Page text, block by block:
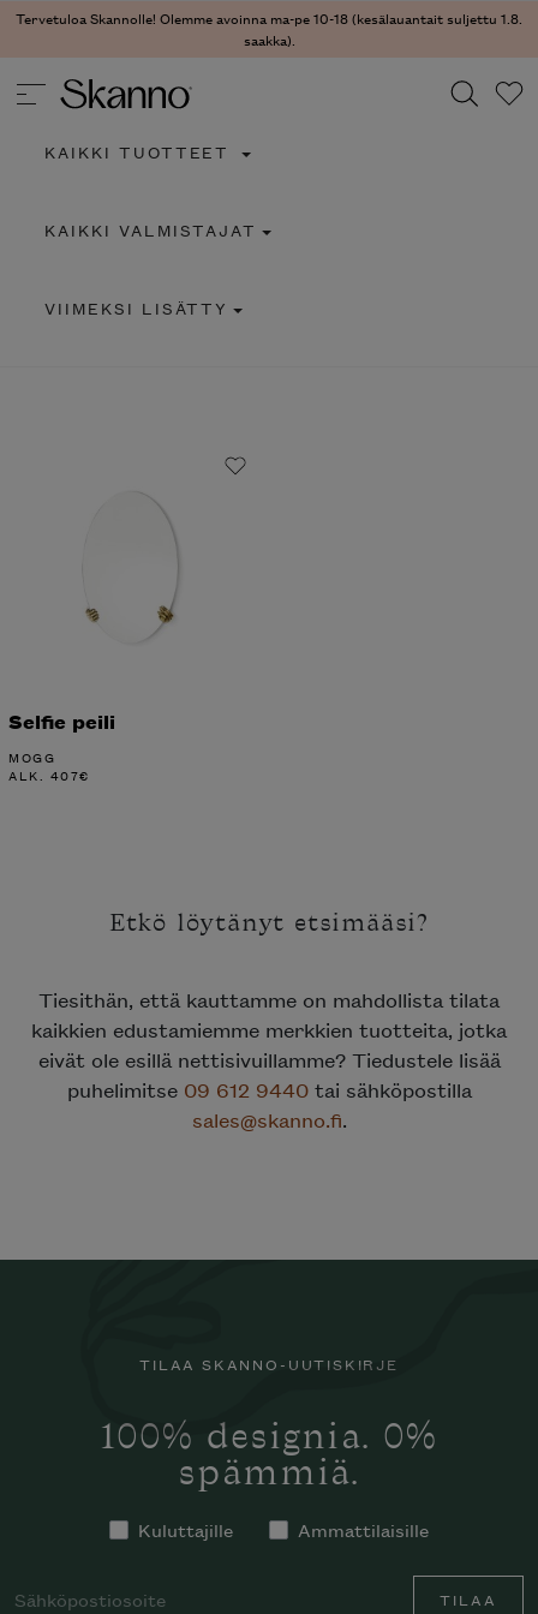
Tervetuloa Skannolle! Olemme avoinna ma-pe 10-18 (kesälauantait suljettu 1.8.
saakka).
Type 2 or more characters for results.
KAIKKI TUOTTEET
KAIKKI VALMISTAJAT
VIIMEKSI LISÄTTY
Selfie peili
MOGG
ALK. 407€
Etkö löytänyt etsimääsi?
Tiesithän, että kauttamme on mahdollista tilata
kaikkien edustamiemme merkkien tuotteita, jotka
eivät ole esillä nettisivuillamme? Tiedustele lisää
puhelimitse 09 612 9440tai sähköpostilla
sales@skanno.fi.
TILAA SKANNO-UUTISKIRJE
100% designia. 0%
spämmiä.
Kuluttajille Ammattilaisille
TILAA